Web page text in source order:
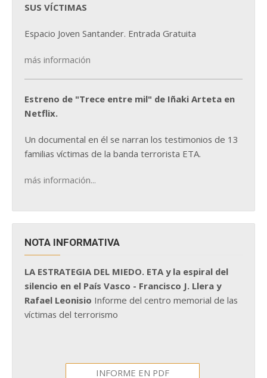
SUS VÍCTIMAS
Espacio Joven Santander. Entrada Gratuita
más información
Estreno de "Trece entre mil" de Iñaki Arteta en
Netflix.
Un documental en él se narran los testimonios de 13
familias víctimas de la banda terrorista ETA.
más información...
NOTA INFORMATIVA
LA ESTRATEGIA DEL MIEDO. ETA y la espiral del
silencio en el País Vasco - Francisco J. Llera y
Rafael Leonisio Informe del centro memorial de las
víctimas del terrorismo
INFORME EN PDF